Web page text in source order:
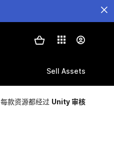
Sell Assets
每款资源都经过 Unity 审核